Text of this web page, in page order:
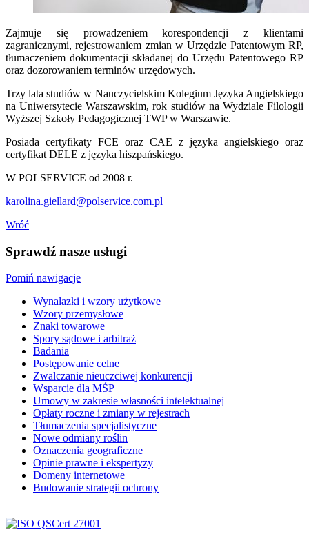
Zajmuje się prowadzeniem korespondencji z klientami
zagranicznymi, rejestrowaniem zmian w Urzędzie Patentowym RP,
tłumaczeniem dokumentacji składanej do Urzędu Patentowego RP
oraz dozorowaniem terminów urzędowych.
Trzy lata studiów w Nauczycielskim Kolegium Języka Angielskiego
na Uniwersytecie Warszawskim, rok studiów na Wydziale Filologii
Wyższej Szkoły Pedagogicznej TWP w Warszawie.
Posiada certyfikaty FCE oraz CAE z języka angielskiego oraz
certyfikat DELE z języka hiszpańskiego.
W POLSERVICE od 2008 r.
karolina.giellard@polservice.com.pl
Wróć
Sprawdź nasze usługi
Pomiń nawigacje
Wynalazki i wzory użytkowe
Wzory przemysłowe
Znaki towarowe
Spory sądowe i arbitraż
Badania
Postępowanie celne
Zwalczanie nieuczciwej konkurencji
Wsparcie dla MŚP
Umowy w zakresie własności intelektualnej
Opłaty roczne i zmiany w rejestrach
Tłumaczenia specjalistyczne
Nowe odmiany roślin
Oznaczenia geograficzne
Opinie prawne i ekspertyzy
Domeny internetowe
Budowanie strategii ochrony